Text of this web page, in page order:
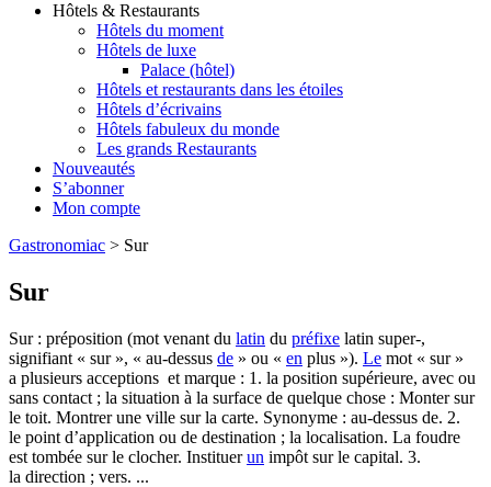
Hôtels & Restaurants
Hôtels du moment
Hôtels de luxe
Palace (hôtel)
Hôtels et restaurants dans les étoiles
Hôtels d’écrivains
Hôtels fabuleux du monde
Les grands Restaurants
Nouveautés
S’abonner
Mon compte
Gastronomiac > Sur
Sur
Sur : préposition (mot venant du latin du préfixe latin super-,
signifiant « sur », « au-dessus de » ou « en plus »). Le mot « sur »
a plusieurs acceptions et marque : 1. la position supérieure, avec ou
sans contact ; la situation à la surface de quelque chose : Monter sur
le toit. Montrer une ville sur la carte. Synonyme : au-dessus de. 2.
le point d’application ou de destination ; la localisation. La foudre
est tombée sur le clocher. Instituerun impôt sur le capital. 3.
la direction ; vers. ...